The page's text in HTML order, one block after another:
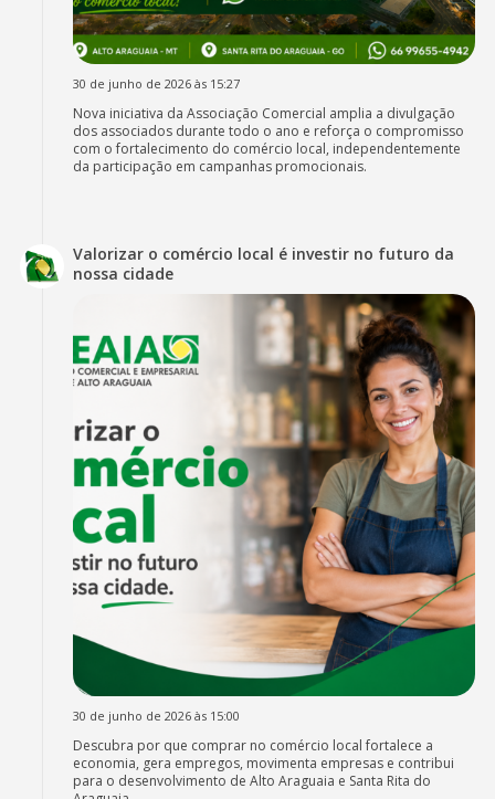
30 de junho de 2026 às 15:27
Nova iniciativa da Associação Comercial amplia a divulgação
dos associados durante todo o ano e reforça o compromisso
com o fortalecimento do comércio local, independentemente
da participação em campanhas promocionais.
Valorizar o comércio local é investir no futuro da
nossa cidade
30 de junho de 2026 às 15:00
Descubra por que comprar no comércio local fortalece a
economia, gera empregos, movimenta empresas e contribui
para o desenvolvimento de Alto Araguaia e Santa Rita do